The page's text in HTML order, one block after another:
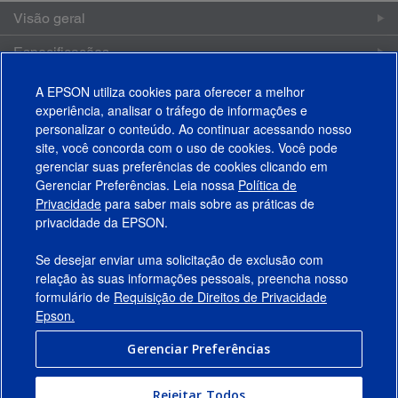
Visão geral
Especificações
Acessórios
Suporte
Produtos
Suporte
Links Sugeridos
Empresa
Conecte-se com a Epson
A EPSON utiliza cookies para oferecer a melhor
experiência, analisar o tráfego de informações e
personalizar o conteúdo. Ao continuar acessando nosso
site, você concorda com o uso de cookies. Você pode
gerenciar suas preferências de cookies clicando em
Gerenciar Preferências. Leia nossa Política de
Privacidade para saber mais sobre as práticas de
privacidade da EPSON.
Se desejar enviar uma solicitação de exclusão com
relação às suas informações pessoais, preencha nosso
formulário de Requisição de Direitos de Privacidade
Epson.
Gerenciar Preferências